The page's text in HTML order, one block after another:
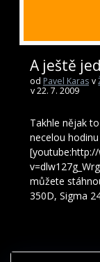
A ještě
od Pavel Karas v
v 22. 7. 2009
Takhle nějak
necelou
můžete
350D, Sigma